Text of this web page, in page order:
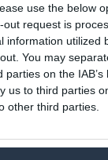
use the below
request is
information utilized
You may
on the IAB’s
us to third parties
other third parties.